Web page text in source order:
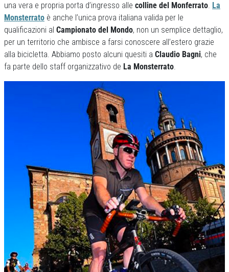
una vera e propria porta d’ingresso alle colline del Monferrato. La
Monsterrato è anche l’unica prova italiana valida per le
qualificazioni al Campionato del Mondo, non un semplice dettaglio,
per un territorio che ambisce a farsi conoscere all’estero grazie
alla bicicletta. Abbiamo posto alcuni quesiti a Claudio Bagni, che
fa parte dello staff organizzativo de La Monsterrato.